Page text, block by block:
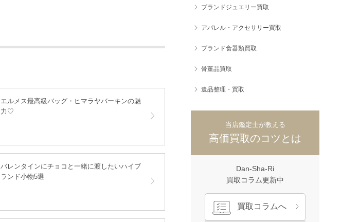
エルメス最高級バッグ・ヒマラヤバーキンの魅
力♡
バレンタインにチョコと一緒に渡したいハイブ
ランド小物5選
ブランドジュエリー買取
アパレル・アクセサリー買取
ブランド食器類買取
骨董品買取
遺品整理・買取
当店鑑定士が教える
高価買取のコツとは
Dan-Sha-Ri
買取コラム更新中
買取コラムへ